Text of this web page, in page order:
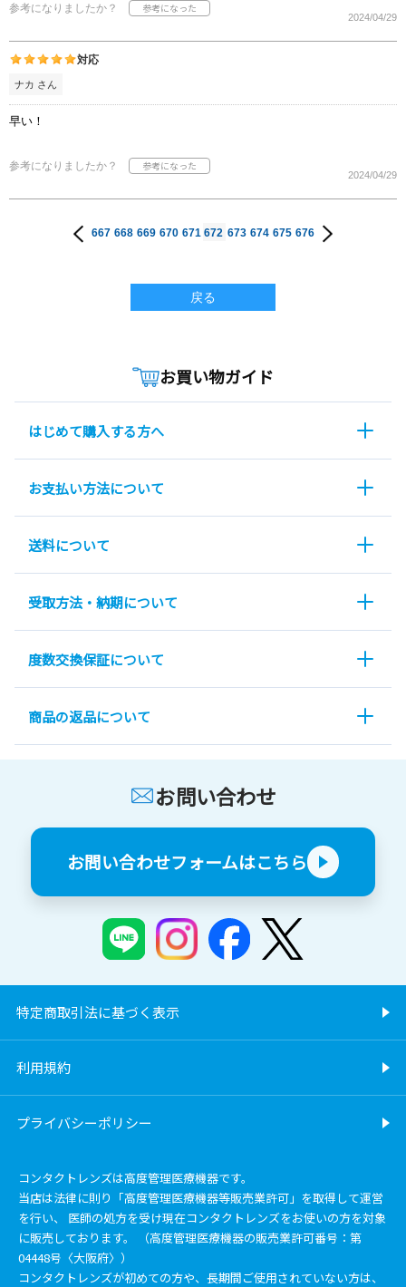
参考になりましたか？
2024/04/29
対応
ナカ さん
早い！
参考になりましたか？
2024/04/29
667 668 669 670 671 672 673 674 675 676
戻る
お買い物ガイド
はじめて購入する方へ
お支払い方法について
送料について
受取方法・納期について
度数交換保証について
商品の返品について
お問い合わせ
お問い合わせフォームはこちら
特定商取引法に基づく表示
利用規約
プライバシーポリシー
コンタクトレンズは高度管理医療機器です。
当店は法律に則り「高度管理医療機器等販売業許可」を取得して運営
を行い、 医師の処方を受け現在コンタクトレンズをお使いの方を対象
に販売しております。 （高度管理医療機器の販売業許可番号：第
04448号〈大阪府〉）
コンタクトレンズが初めての方や、長期間ご使用されていない方は、